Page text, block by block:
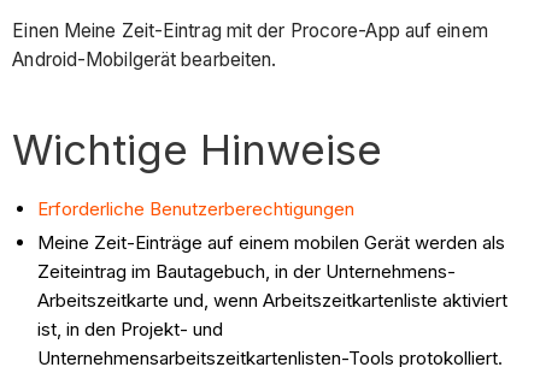
Einen Meine Zeit-Eintrag mit der Procore-App auf einem
Android-Mobilgerät bearbeiten.
Wichtige Hinweise
Erforderliche Benutzerberechtigungen
Meine Zeit-Einträge auf einem mobilen Gerät werden als
Zeiteintrag im Bautagebuch, in der Unternehmens-
Arbeitszeitkarte und, wenn Arbeitszeitkartenliste aktiviert
ist, in den Projekt- und
Unternehmensarbeitszeitkartenlisten-Tools protokolliert.